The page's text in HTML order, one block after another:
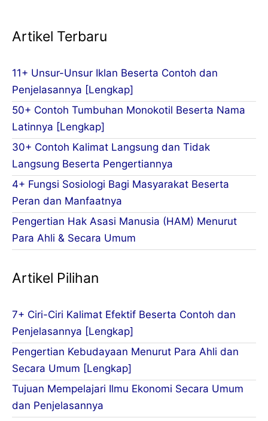
Artikel Terbaru
11+ Unsur-Unsur Iklan Beserta Contoh dan
Penjelasannya [Lengkap]
50+ Contoh Tumbuhan Monokotil Beserta Nama
Latinnya [Lengkap]
30+ Contoh Kalimat Langsung dan Tidak
Langsung Beserta Pengertiannya
4+ Fungsi Sosiologi Bagi Masyarakat Beserta
Peran dan Manfaatnya
Pengertian Hak Asasi Manusia (HAM) Menurut
Para Ahli & Secara Umum
Artikel Pilihan
7+ Ciri-Ciri Kalimat Efektif Beserta Contoh dan
Penjelasannya [Lengkap]
Pengertian Kebudayaan Menurut Para Ahli dan
Secara Umum [Lengkap]
Tujuan Mempelajari Ilmu Ekonomi Secara Umum
dan Penjelasannya